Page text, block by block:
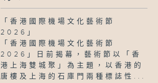
「香港國際機場文化藝術節
2026」
「香港國際機場文化藝術節
2026」日前揭幕，藝術節以「香
港上海雙城聚」為主題，以香港的
唐樓及上海的石庫門兩種標誌性...